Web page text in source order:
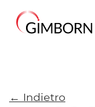
← Indietro